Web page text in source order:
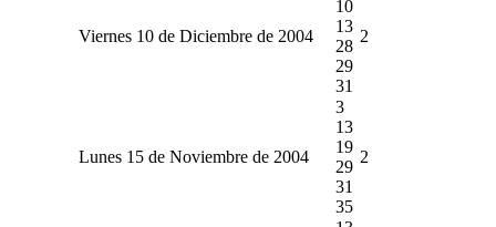
Viernes 10 de Diciembre de 2004
10
13
28
29
31
2
Lunes 15 de Noviembre de 2004
3
13
19
29
31
35
2